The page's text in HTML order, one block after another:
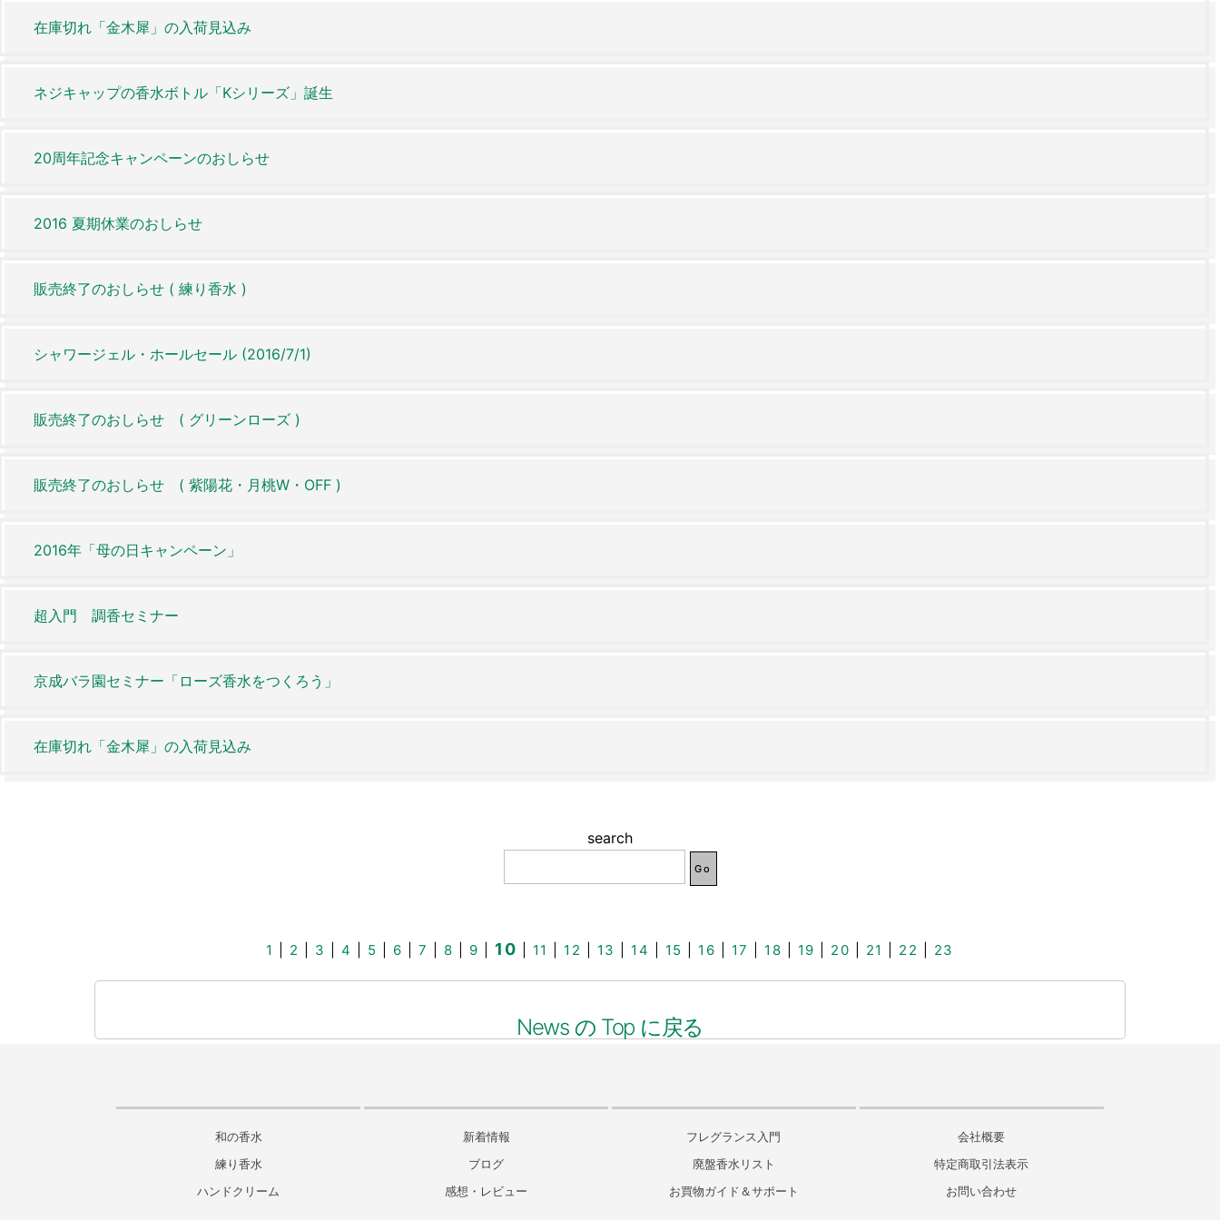
在庫切れ「金木犀」の入荷見込み
ネジキャップの香水ボトル「Kシリーズ」誕生
20周年記念キャンペーンのおしらせ
2016 夏期休業のおしらせ
販売終了のおしらせ ( 練り香水 )
シャワージェル・ホールセール (2016/7/1)
販売終了のおしらせ ( グリーンローズ )
販売終了のおしらせ ( 紫陽花・月桃W・OFF )
2016年「母の日キャンペーン」
超入門 調香セミナー
京成バラ園セミナー「ローズ香水をつくろう」
在庫切れ「金木犀」の入荷見込み
search
1 2 3 |4 5 6 |7 8 9 10 11 12 13 14 15 16 17 18 19 20 21 22 23
News の Top に戻る
和の香水
練り香水
ハンドクリーム
新着情報
ブログ
感想・レビュー
フレグランス入門
廃盤香水リスト
お買物ガイド＆サポート
会社概要
特定商取引法表示
お問い合わせ